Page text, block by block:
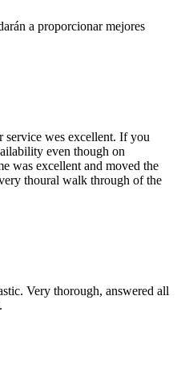
a proporcionar mejores
service wes excellent. If you
even though on
was excellent and moved the
thoural walk through of the
Very thorough, answered all